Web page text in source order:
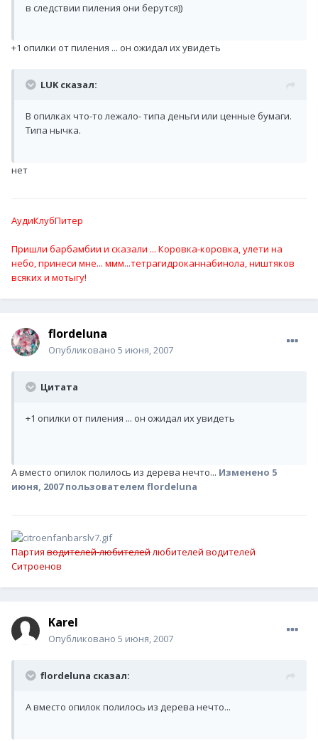
в следствии пиления они берутся))
+1 опилки от пиления ... он ожидал их увидеть
LUK сказал:
В опилках что-то лежало- типа деньги или ценные бумаги.
Типа нычка.
нет
АудиКлубПитер
Пришли барбамбии и сказали ... Коровка-коровка, улети на
небо, принеси мне... ммм...тетрагидроканнабинола, ништяков
всяких и мотыгу!
flordeluna
Опубликовано 5 июня, 2007
Цитата
+1 опилки от пиления ... он ожидал их увидеть
А вместо опилок полилось из дерева нечто... Изменено 5
июня, 2007пользователем flordeluna
Партия водителей-любителейлюбителей водителей
Ситроенов
Karel
Опубликовано 5 июня, 2007
flordeluna сказал:
А вместо опилок полилось из дерева нечто...